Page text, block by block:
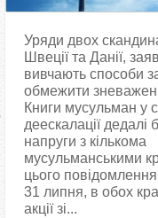
Уряди двох
Швеції та Данії,
вивчають способи
обмежити
Книги мусульман у
деескалації дедалі
напруги з кількома
мусульманськими
цього
31 липня, в обох
акції зі...